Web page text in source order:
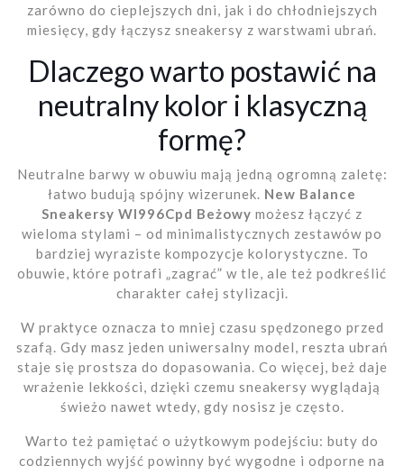
zarówno do cieplejszych dni, jak i do chłodniejszych
miesięcy, gdy łączysz sneakersy z warstwami ubrań.
Dlaczego warto postawić na
neutralny kolor i klasyczną
formę?
Neutralne barwy w obuwiu mają jedną ogromną zaletę:
łatwo budują spójny wizerunek. New Balance
Sneakersy Wl996Cpd Beżowy możesz łączyć z
wieloma stylami – od minimalistycznych zestawów po
bardziej wyraziste kompozycje kolorystyczne. To
obuwie, które potrafi „zagrać” w tle, ale też podkreślić
charakter całej stylizacji.
W praktyce oznacza to mniej czasu spędzonego przed
szafą. Gdy masz jeden uniwersalny model, reszta ubrań
staje się prostsza do dopasowania. Co więcej, beż daje
wrażenie lekkości, dzięki czemu sneakersy wyglądają
świeżo nawet wtedy, gdy nosisz je często.
Warto też pamiętać o użytkowym podejściu: buty do
codziennych wyjść powinny być wygodne i odporne na